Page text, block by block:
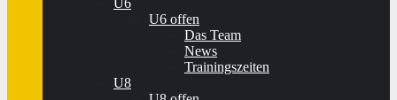
U6
U6 offen
Das Team
News
Trainingszeiten
U8